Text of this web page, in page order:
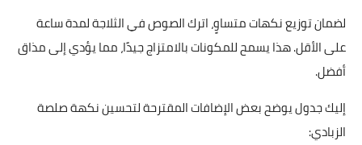
لضمان توزيع نكهات متساوٍ، اترك الصوص في الثلاجة لمدة ساعة
على الأقل. هذا يسمح للمكونات بالامتزاج جيدًا، مما يؤدي إلى مذاق
أفضل.
إليك جدول يوضح بعض الإضافات المقترحة لتحسين نكهة صلصة
الزبادي: